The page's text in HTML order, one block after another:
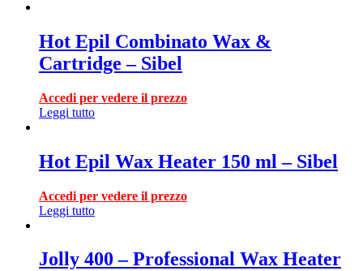
Hot Epil Combinato Wax &
Cartridge – Sibel
Accedi per vedere il prezzo
Leggi tutto
Hot Epil Wax Heater 150 ml – Sibel
Accedi per vedere il prezzo
Leggi tutto
Jolly 400 – Professional Wax Heater